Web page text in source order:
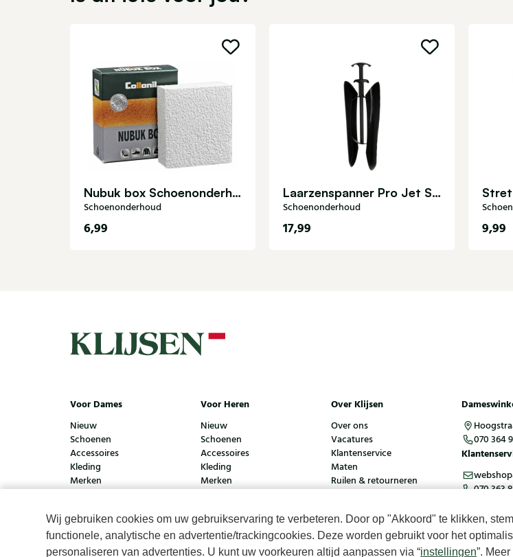
Wij gebruiken cookies om uw gebruikservaring te verbeteren. Door op "Akkoord" te klikken,
functionele, analytische en advertentie/trackingcookies. Deze worden gebruikt voor het
personaliseren van advertenties. U kunt uw voorkeuren altijd aanpassen via “instellingen”.
Nubuk box Schoenonderhoud
Schoenonderhoud
6,99
Laarzenspanner Pro Jet Sensomat Schoenonderhoud
Schoenonderhoud
17,99 9,99
Voor Dames
Nieuw
Schoenen
Accessoires
Kleding
Merken
Voor Heren
Nieuw
Schoenen
Accessoires
Kleding
Merken
Over Klijsen
Over ons
Vacatures
Klantenservice
Maten
Ruilen & retourneren
070 364
070 363
© Klijsen Schoenmode - 2026 PrivacyverklaringCookiesAlgemene voorwaarden